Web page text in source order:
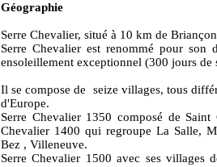
Géographie
Serre Chevalier, situé à 10 km de
Serre Chevalier est renommé pour
ensoleillement exceptionnel (300 jours
Il se compose de seize villages, tous
d'Europe.
Serre Chevalier 1350 composé de
Chevalier 1400 qui regroupe La Salle,
Bez , Villeneuve.
Serre Chevalier 1500 avec ses villages